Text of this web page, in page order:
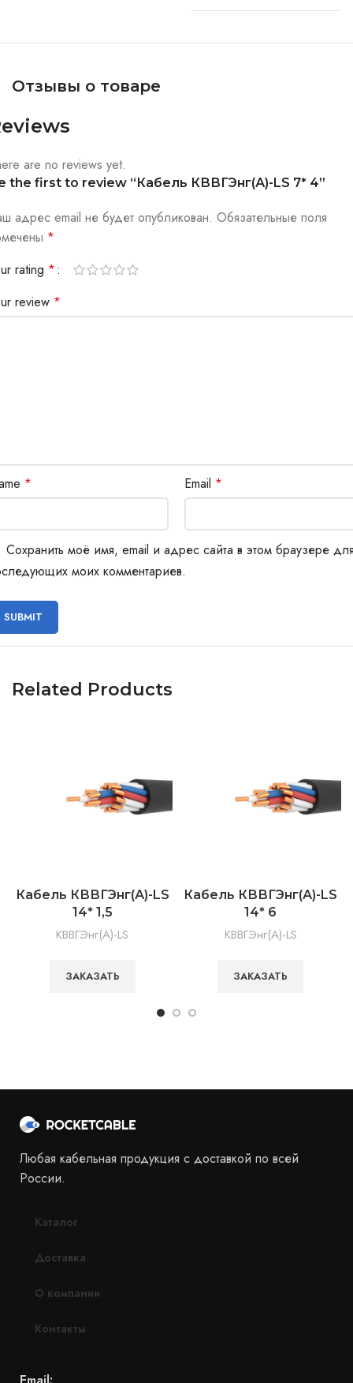
Отзывы о товаре
are no reviews yet.
the first to review “Кабель КВВГЭнг(А)-LS 7* 4”
адрес email не будет опубликован. Обязательные поля
*
rating *
review *
* Email *
Сохранить моё имя, email и адрес сайта в этом браузере
моих комментариев.
Related Products
Кабель КВВГЭнг(А)-LS
14* 1,5
КВВГЭнг(А)-LS
ЗАКАЗАТЬ
Кабель КВВГЭнг(А)-LS
14* 6
КВВГЭнг(А)-LS
ЗАКАЗАТЬ
Любая кабельная продукция с доставкой по всей
России.
Каталог
Доставка
О компании
Контакты